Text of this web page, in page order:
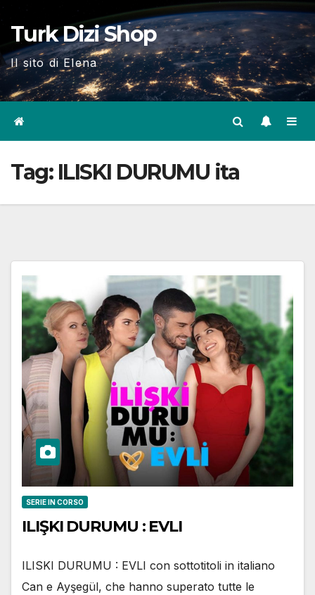
Skip
content
Turk Dizi Shop
Il sito di Elena
Tag: ILISKI DURUMU ita
SERIE IN CORSO
ILIŞKI DURUMU : EVLI
ILISKI DURUMU : EVLI con sottotitoli in italiano
Can e Ayşegül, che hanno superato tutte le